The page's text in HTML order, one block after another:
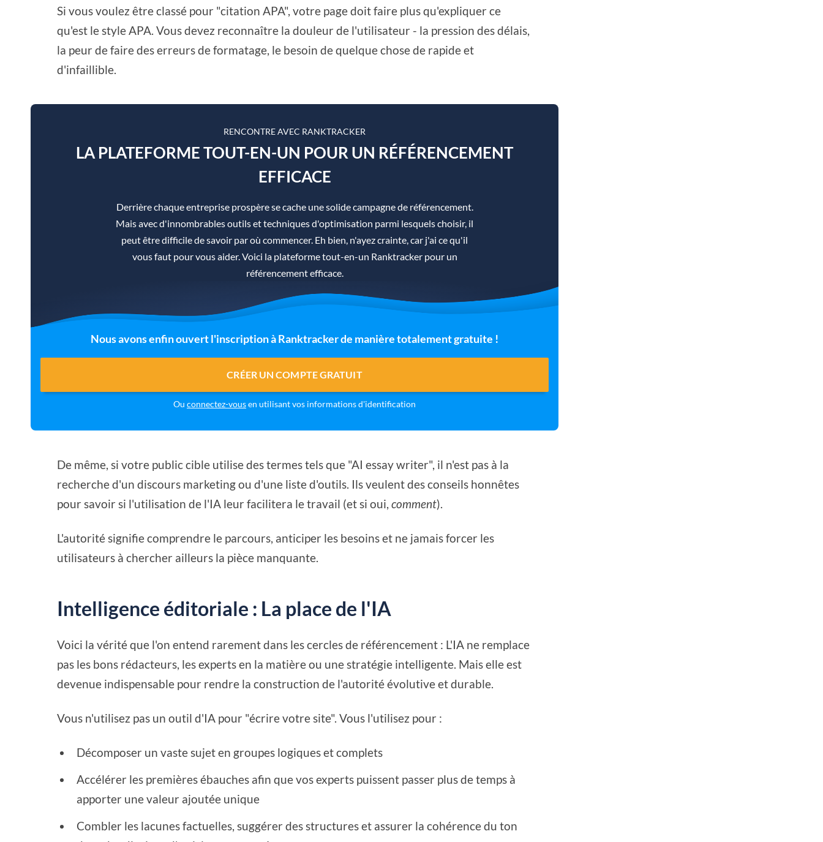
Si vous voulez être classé pour "citation APA", votre page doit faire plus qu'expliquer ce
qu'est le style APA. Vous devez reconnaître la douleur de l'utilisateur - la pression des délais,
la peur de faire des erreurs de formatage, le besoin de quelque chose de rapide et
d'infaillible.
RENCONTRE AVEC RANKTRACKER
LA PLATEFORME TOUT-EN-UN POUR UN RÉFÉRENCEMENT
EFFICACE
Derrière chaque entreprise prospère se cache une solide campagne de référencement.
Mais avec d'innombrables outils et techniques d'optimisation parmi lesquels choisir, il
peut être difficile de savoir par où commencer. Eh bien, n'ayez crainte, car j'ai ce qu'il
vous faut pour vous aider. Voici la plateforme tout-en-un Ranktracker pour un
référencement efficace.
Nous avons enfin ouvert l'inscription à Ranktracker de manière totalement gratuite !
CRÉER UN COMPTE GRATUIT
Ou connectez-vousen utilisant vos informations d'identification
De même, si votre public cible utilise des termes tels que "AI essay writer", il n'est pas à la
recherche d'un discours marketing ou d'une liste d'outils. Ils veulent des conseils honnêtes
pour savoir si l'utilisation de l'IA leur facilitera le travail (et si oui,comment).
L'autorité signifie comprendre le parcours, anticiper les besoins et ne jamais forcer les
utilisateurs à chercher ailleurs la pièce manquante.
Intelligence éditoriale : La place de l'IA
Voici la vérité que l'on entend rarement dans les cercles de référencement : L'IA ne remplace
pas les bons rédacteurs, les experts en la matière ou une stratégie intelligente. Mais elle est
devenue indispensable pour rendre la construction de l'autorité évolutive et durable.
Vous n'utilisez pas un outil d'IA pour "écrire votre site". Vous l'utilisez pour :
Décomposer un vaste sujet en groupes logiques et complets
Accélérer les premières ébauches afin que vos experts puissent passer plus de temps à
apporter une valeur ajoutée unique
Combler les lacunes factuelles, suggérer des structures et assurer la cohérence du ton